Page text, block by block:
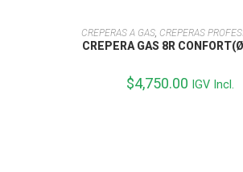
AÑADIR AL CARRITO
CREPERAS A GAS, CREPERAS
CREPERA GAS 8R
$4,750.00 IGV Incl.